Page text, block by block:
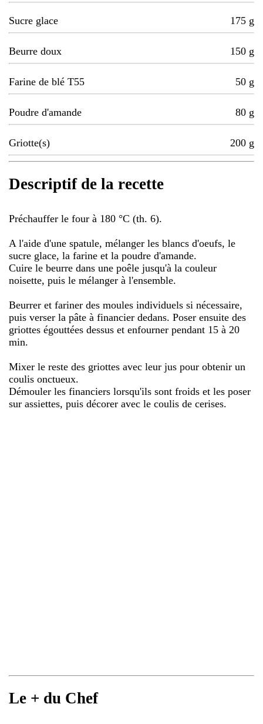
Sucre glace 175 g
Beurre doux 150 g
Farine de blé T55 50 g
Poudre d'amande 80 g
Griotte(s) 200 g
Descriptif de la recette
Préchauffer le four à 180 °C (th. 6).
A l'aide d'une spatule, mélanger les blancs d'oeufs, le
sucre glace, la farine et la poudre d'amande.
Cuire le beurre dans une poêle jusqu'à la couleur
noisette, puis le mélanger à l'ensemble.
Beurrer et fariner des moules individuels si nécessaire,
puis verser la pâte à financier dedans. Poser ensuite des
griottes égouttées dessus et enfourner pendant 15 à 20
min.
Mixer le reste des griottes avec leur jus pour obtenir un
coulis onctueux.
Démouler les financiers lorsqu'ils sont froids et les poser
sur assiettes, puis décorer avec le coulis de cerises.
Le + du Chef